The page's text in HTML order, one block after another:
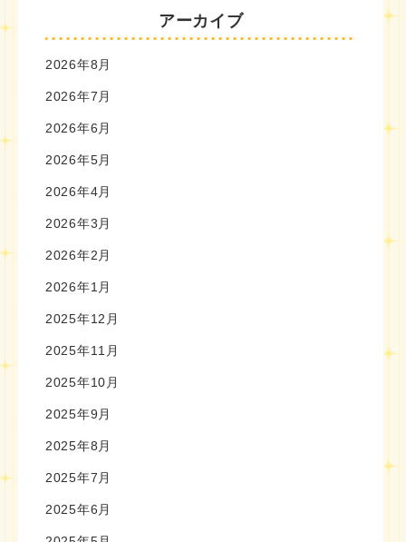
アーカイブ
2026年8月
2026年7月
2026年6月
2026年5月
2026年4月
2026年3月
2026年2月
2026年1月
2025年12月
2025年11月
2025年10月
2025年9月
2025年8月
2025年7月
2025年6月